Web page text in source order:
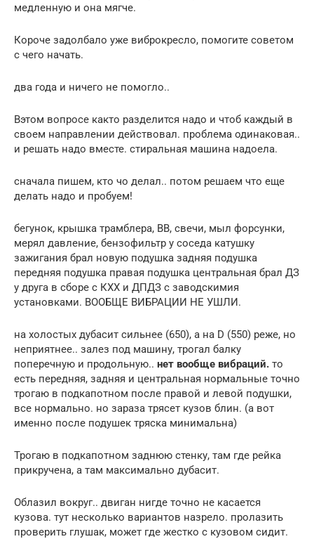
медленную и она мягче.
Короче задолбало уже виброкресло, помогите советом
с чего начать.
два года и ничего не помогло..
Вэтом вопросе както разделится надо и чтоб каждый в
своем направлении действовал. проблема одинаковая..
и решать надо вместе. стиральная машина надоела.
сначала пишем, кто чо делал.. потом решаем что еще
делать надо и пробуем!
бегунок, крышка трамблера, ВВ, свечи, мыл форсунки,
мерял давление, бензофильтр у соседа катушку
зажигания брал новую подушка задняя подушка
передняя подушка правая подушка центральная брал ДЗ
у друга в сборе с КХХ и ДПДЗ с заводскимия
установками. ВООБЩЕ ВИБРАЦИИ НЕ УШЛИ.
на холостых дубасит сильнее (650), а на D (550) реже, но
неприятнее.. залез под машину, трогал балку
поперечную и продольную.. нет вообще вибраций. то
есть передняя, задняя и центральная нормальные точно
трогаю в подкапотном после правой и левой подушки,
все нормально. но зараза трясет кузов блин. (а вот
именно после подушек тряска минимальна)
Трогаю в подкапотном заднюю стенку, там где рейка
прикручена, а там максимально дубасит.
Облазил вокруг.. двиган нигде точно не касается
кузова. тут несколько вариантов назрело. пролазить
проверить глушак, может где жестко с кузовом сидит.